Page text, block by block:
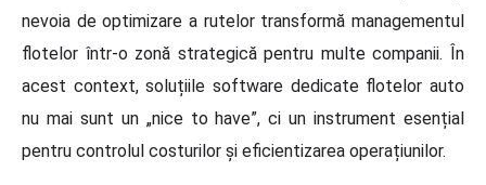
nevoia de optimizare a rutelor transformă managementul
flotelor într-o zonă strategică pentru multe companii. În
acest context, soluțiile software dedicate flotelor auto
nu mai sunt un „nice to have”, ci un instrument esențial
pentru controlul costurilor și eficientizarea operațiunilor.